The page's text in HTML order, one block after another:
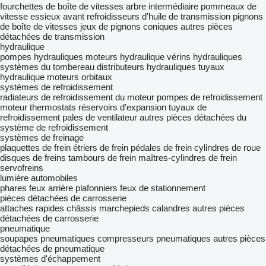
fourchettes de boîte de vitesses arbre intermédiaire pommeaux de
vitesse essieux avant refroidisseurs d'huile de transmission pignons
de boîte de vitesses jeux de pignons coniques autres pièces
détachées de transmission
hydraulique
pompes hydrauliques moteurs hydraulique vérins hydrauliques
systèmes du tombereau distributeurs hydrauliques tuyaux
hydraulique moteurs orbitaux
systèmes de refroidissement
radiateurs de refroidissement du moteur pompes de refroidissement
moteur thermostats réservoirs d'expansion tuyaux de
refroidissement pales de ventilateur autres pièces détachées du
système de refroidissement
systèmes de freinage
plaquettes de frein étriers de frein pédales de frein cylindres de roue
disques de freins tambours de frein maîtres-cylindres de frein
servofreins
lumière automobiles
phares feux arrière plafonniers feux de stationnement
pièces détachées de carrosserie
attaches rapides châssis marchepieds calandres autres pièces
détachées de carrosserie
pneumatique
soupapes pneumatiques compresseurs pneumatiques autres pièces
détachées de pneumatique
systèmes d'échappement